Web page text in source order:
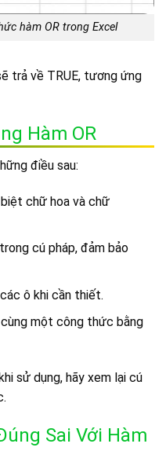
hàm OR trong Excel
trả về TRUE, tương ứng
Hàm OR
điều sau:
biệt chữ hoa và chữ
cú pháp, đảm bảo
ô khi cần thiết.
cùng một công thức bằng
sử dụng, hãy xem lại cú
Sai Với Hàm